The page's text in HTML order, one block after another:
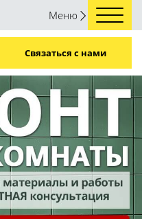
Меню
Связаться с нами